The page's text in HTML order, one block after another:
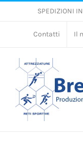
Salta
SPEDIZIONI
Contatti Il